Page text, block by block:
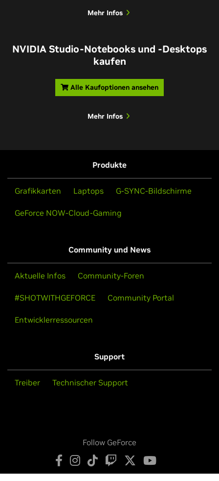
Mehr Infos
NVIDIA Studio-Notebooks und -Desktops
kaufen
Alle Kaufoptionen ansehen
Mehr Infos
Produkte
Grafikkarten Laptops G-SYNC-Bildschirme
GeForce NOW-Cloud-Gaming
Community und News
Aktuelle Infos Community-Foren
#SHOTWITHGEFORCE Community Portal
Entwicklerressourcen
Support
Treiber Technischer Support
Follow GeForce